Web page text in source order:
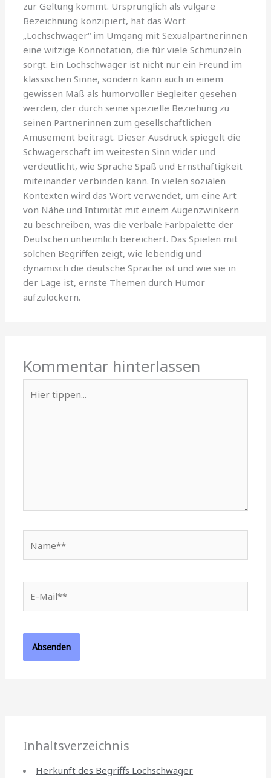
zur Geltung kommt. Ursprünglich als vulgäre
Bezeichnung konzipiert, hat das Wort
„Lochschwager“ im Umgang mit Sexualpartnerinnen
eine witzige Konnotation, die für viele Schmunzeln
sorgt. Ein Lochschwager ist nicht nur ein Freund im
klassischen Sinne, sondern kann auch in einem
gewissen Maß als humorvoller Begleiter gesehen
werden, der durch seine spezielle Beziehung zu
seinen Partnerinnen zum gesellschaftlichen
Amüsement beiträgt. Dieser Ausdruck spiegelt die
Schwagerschaft im weitesten Sinn wider und
verdeutlicht, wie Sprache Spaß und Ernsthaftigkeit
miteinander verbinden kann. In vielen sozialen
Kontexten wird das Wort verwendet, um eine Art
von Nähe und Intimität mit einem Augenzwinkern
zu beschreiben, was die verbale Farbpalette der
Deutschen unheimlich bereichert. Das Spielen mit
solchen Begriffen zeigt, wie lebendig und
dynamisch die deutsche Sprache ist und wie sie in
der Lage ist, ernste Themen durch Humor
aufzulockern.
Kommentar hinterlassen
tippen...
Mail**
Inhaltsverzeichnis
Herkunft des Begriffs Lochschwager